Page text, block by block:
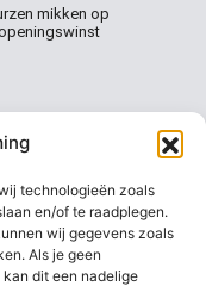
technologieën zoals
en/of te raadplegen.
wij gegevens zoals
Als je geen
dit een nadelige
mikken op
blijven dicht bij
zijn hoogste